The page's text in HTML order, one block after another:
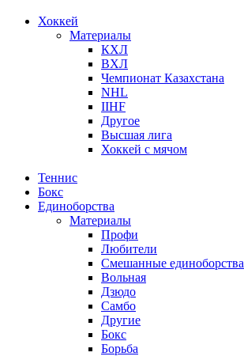
Хоккей
Материалы
КХЛ
ВХЛ
Чемпионат Казахстана
NHL
IIHF
Другое
Высшая лига
Хоккей с мячом
Теннис
Бокс
Единоборства
Материалы
Профи
Любители
Смешанные единоборства
Вольная
Дзюдо
Самбо
Другие
Бокс
Борьба